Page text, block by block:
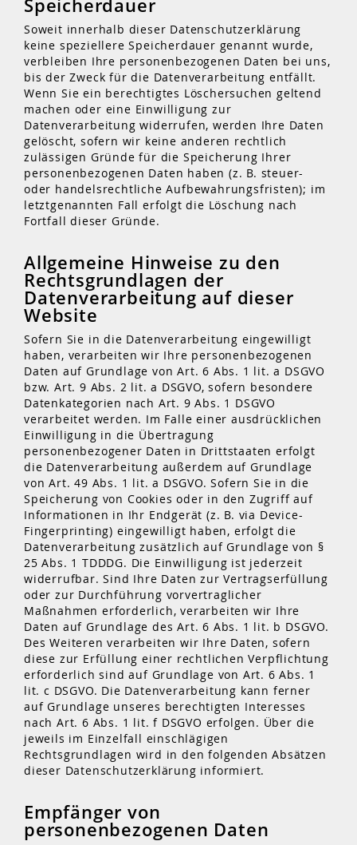
Speicherdauer
Soweit innerhalb dieser Datenschutzerklärung
keine speziellere Speicherdauer genannt wurde,
verbleiben Ihre personenbezogenen Daten bei uns,
bis der Zweck für die Datenverarbeitung entfällt.
Wenn Sie ein berechtigtes Löschersuchen geltend
machen oder eine Einwilligung zur
Datenverarbeitung widerrufen, werden Ihre Daten
gelöscht, sofern wir keine anderen rechtlich
zulässigen Gründe für die Speicherung Ihrer
personenbezogenen Daten haben (z. B. steuer-
oder handelsrechtliche Aufbewahrungsfristen); im
letztgenannten Fall erfolgt die Löschung nach
Fortfall dieser Gründe.
Allgemeine Hinweise zu den
Rechtsgrundlagen der
Datenverarbeitung auf dieser
Website
Sofern Sie in die Datenverarbeitung eingewilligt
haben, verarbeiten wir Ihre personenbezogenen
Daten auf Grundlage von Art. 6 Abs. 1 lit. a DSGVO
bzw. Art. 9 Abs. 2 lit. a DSGVO, sofern besondere
Datenkategorien nach Art. 9 Abs. 1 DSGVO
verarbeitet werden. Im Falle einer ausdrücklichen
Einwilligung in die Übertragung
personenbezogener Daten in Drittstaaten erfolgt
die Datenverarbeitung außerdem auf Grundlage
von Art. 49 Abs. 1 lit. a DSGVO. Sofern Sie in die
Speicherung von Cookies oder in den Zugriff auf
Informationen in Ihr Endgerät (z. B. via Device-
Fingerprinting) eingewilligt haben, erfolgt die
Datenverarbeitung zusätzlich auf Grundlage von §
25 Abs. 1 TDDDG. Die Einwilligung ist jederzeit
widerrufbar. Sind Ihre Daten zur Vertragserfüllung
oder zur Durchführung vorvertraglicher
Maßnahmen erforderlich, verarbeiten wir Ihre
Daten auf Grundlage des Art. 6 Abs. 1 lit. b DSGVO.
Des Weiteren verarbeiten wir Ihre Daten, sofern
diese zur Erfüllung einer rechtlichen Verpflichtung
erforderlich sind auf Grundlage von Art. 6 Abs. 1
lit. c DSGVO. Die Datenverarbeitung kann ferner
auf Grundlage unseres berechtigten Interesses
nach Art. 6 Abs. 1 lit. f DSGVO erfolgen. Über die
jeweils im Einzelfall einschlägigen
Rechtsgrundlagen wird in den folgenden Absätzen
dieser Datenschutzerklärung informiert.
Empfänger von
personenbezogenen Daten